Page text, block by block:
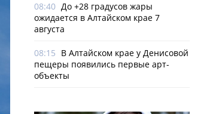
08:40 До +28 градусов жары
ожидается в Алтайском крае 7
августа
08:15 В Алтайском крае у Денисовой
пещеры появились первые арт-
объекты